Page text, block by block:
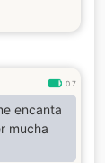
0.7
encanta
mucha